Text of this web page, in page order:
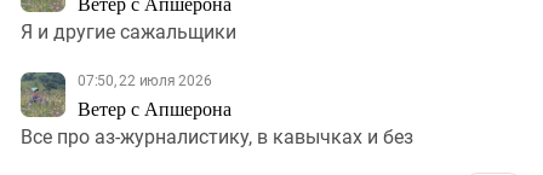
Я и другие сажальщики
07:50, 22 июля 2026
Ветер с Апшерона
Все про аз-журналистику, в кавычках и без